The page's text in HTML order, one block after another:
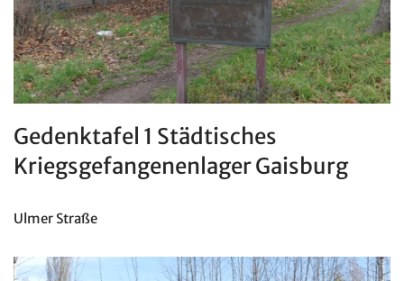
Gedenktafel 1 Städtisches
Kriegsgefangenenlager Gaisburg
Ulmer Straße